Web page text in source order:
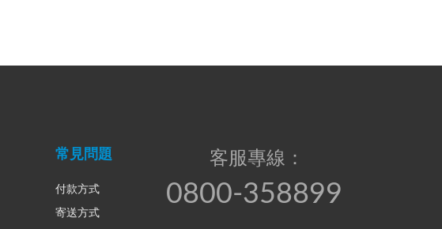
客服專線：
0800-358899
常見問題
付款方式
寄送方式